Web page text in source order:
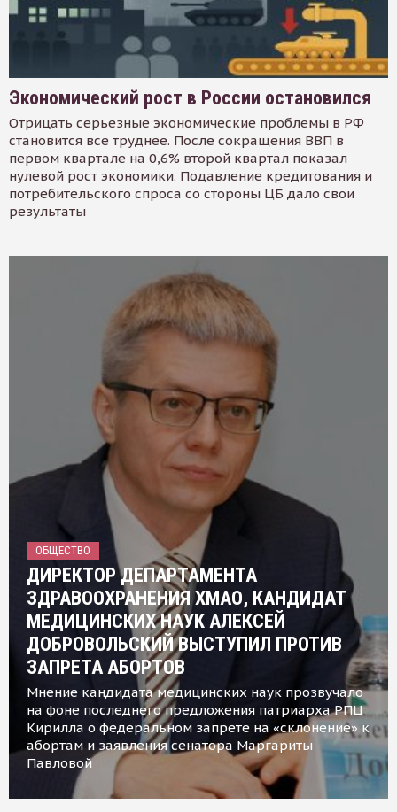
Экономический рост в России остановился
Отрицать серьезные экономические проблемы в РФ
становится все труднее. После сокращения ВВП в
первом квартале на 0,6% второй квартал показал
нулевой рост экономики. Подавление кредитования и
потребительского спроса со стороны ЦБ дало свои
результаты
ОБЩЕСТВО
ДИРЕКТОР ДЕПАРТАМЕНТА
ЗДРАВООХРАНЕНИЯ ХМАО, КАНДИДАТ
МЕДИЦИНСКИХ НАУК АЛЕКСЕЙ
ДОБРОВОЛЬСКИЙ ВЫСТУПИЛ ПРОТИВ
ЗАПРЕТА АБОРТОВ
Мнение кандидата медицинских наук прозвучало
на фоне последнего предложения патриарха РПЦ
Кирилла о федеральном запрете на «склонение» к
абортам и заявления сенатора Маргариты
Павловой